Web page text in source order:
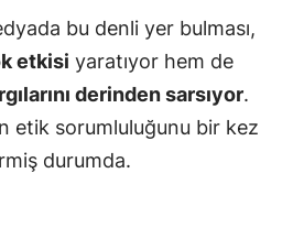
bu denli yer bulması,
etkisi yaratıyor hem de
derinden sarsıyor.
etik sorumluluğunu bir kez
durumda.